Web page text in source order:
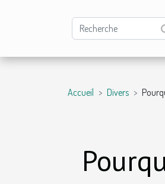
Accueil Divers